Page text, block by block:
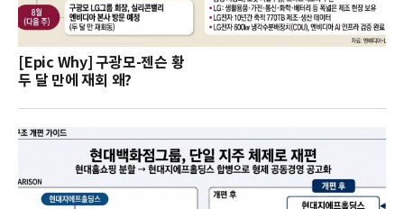
[Epic Why] 구광모-젠슨 황
두 달 만에 재회 왜?